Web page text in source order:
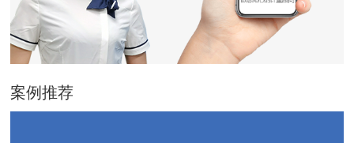
案例推荐